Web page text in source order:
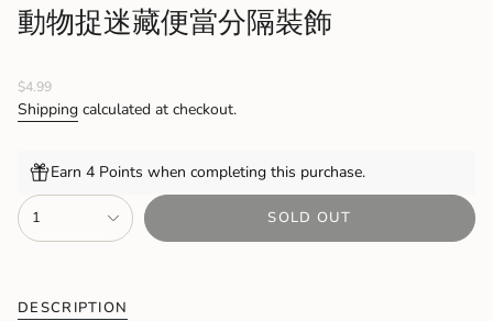
動物捉迷藏便當分隔裝飾
Regular
price
$4.99
Shipping calculated at checkout.
Earn 4 Points when completing this purchase.
{"in_cart_html"=>"
<span
class=\"quantity-
quantity
1 SOLD OUT
DESCRIPTION